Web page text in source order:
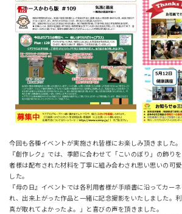
今回も各種イベントが実施され皆様にお楽しみ頂きました。
『創作レク』では、季節に合わせて「こいのぼり」の飾り
者様は配布された材料を丁寧に組み合わされ思い思いの可
した。
『母の日』イベントでは各利用者様が手順書に沿ってカー
れ、出来上がった作品と一緒に記念撮影をいたしました。
真が取れてよかったよ。」と喜びの声を頂きました。